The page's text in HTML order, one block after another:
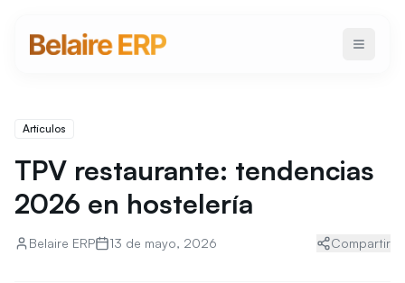
Artículos
TPV restaurante: tendencias
2026 en hostelería
Belaire ERP 13 de mayo, 2026 Compartir